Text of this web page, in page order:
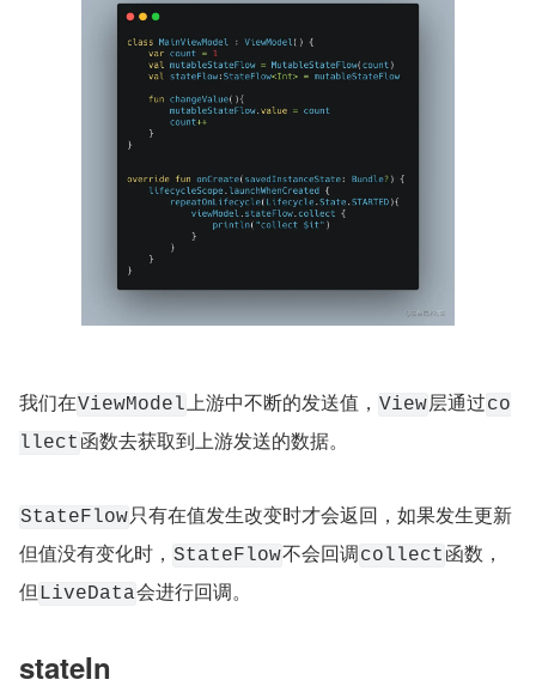
我们在ViewModel上游中不断的发送值， View层通过co
llect 函数去获取到上游发送的数据。
StateFlow只有在值发生改变时才会返回，如果发生更新
但值没有变化时， StateFlow不会回调collect 函数，
但 LiveData会进行回调。
stateIn